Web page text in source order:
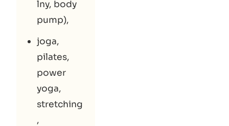
lny, body
pump),
joga,
pilates,
power
yoga,
stretching
,